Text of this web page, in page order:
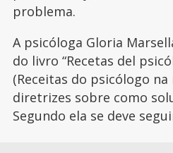
problema.
A psicóloga Gloria
do livro “Recetas del
(Receitas do psicólogo
diretrizes sobre como
Segundo ela se deve